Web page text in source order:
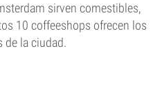
sirven comestibles,
10 coffeeshops ofrecen los
de la ciudad.